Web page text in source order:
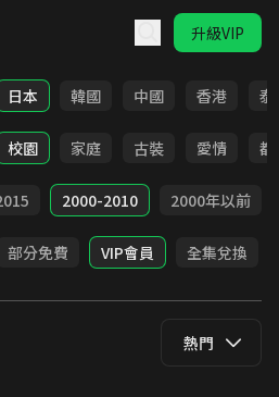
升級VIP
日本 韓國 中國 香港 泰
校園 家庭 古裝 愛情 都
2000-2010 2000年以前
部分免費 VIP會員 全集兌換
熱門